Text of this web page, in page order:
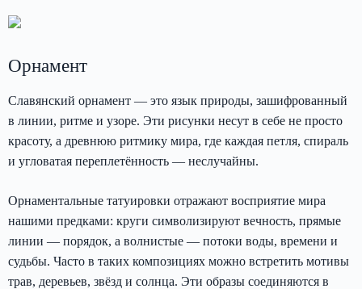
Орнамент
Славянский орнамент — это язык природы, зашифрованный
в линии, ритме и узоре. Эти рисунки несут в себе не просто
красоту, а древнюю ритмику мира, где каждая петля, спираль
и угловатая переплетённость — неслучайны.
Орнаментальные татуировки отражают восприятие мира
нашими предками: круги символизируют вечность, прямые
линии — порядок, а волнистые — потоки воды, времени и
судьбы. Часто в таких композициях можно встретить мотивы
трав, деревьев, звёзд и солнца. Эти образы соединяются в